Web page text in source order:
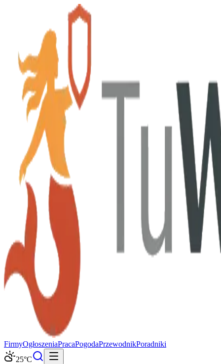
FirmyOgłoszeniaPracaPogodaPrzewodnikPoradniki
25°C